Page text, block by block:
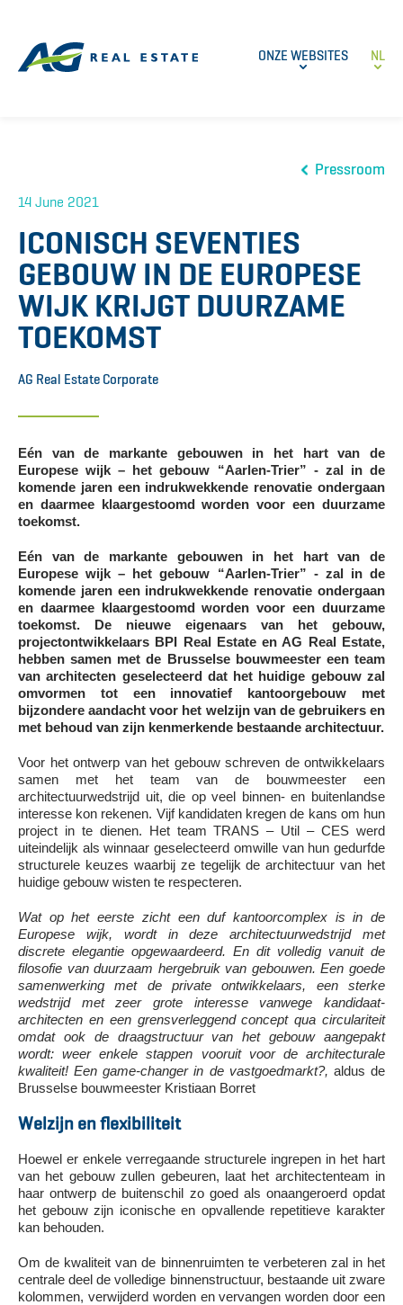
ONZE WEBSITES NL
Pressroom
14 June 2021
ICONISCH SEVENTIES
GEBOUW IN DE EUROPESE
WIJK KRIJGT DUURZAME
TOEKOMST
AG Real Estate Corporate
Eén van de markante gebouwen in het hart van de
Europese wijk – het gebouw “Aarlen-Trier” - zal in de
komende jaren een indrukwekkende renovatie ondergaan
en daarmee klaargestoomd worden voor een duurzame
toekomst.
Eén van de markante gebouwen in het hart van de
Europese wijk – het gebouw “Aarlen-Trier” - zal in de
komende jaren een indrukwekkende renovatie ondergaan
en daarmee klaargestoomd worden voor een duurzame
toekomst. De nieuwe eigenaars van het gebouw,
projectontwikkelaars BPI Real Estate en AG Real Estate,
hebben samen met de Brusselse bouwmeester een team
van architecten geselecteerd dat het huidige gebouw zal
omvormen tot een innovatief kantoorgebouw met
bijzondere aandacht voor het welzijn van de gebruikers en
met behoud van zijn kenmerkende bestaande architectuur.
Voor het ontwerp van het gebouw schreven de ontwikkelaars
samen met het team van de bouwmeester een
architectuurwedstrijd uit, die op veel binnen- en buitenlandse
interesse kon rekenen. Vijf kandidaten kregen de kans om hun
project in te dienen. Het team TRANS – Util – CES werd
uiteindelijk als winnaar geselecteerd omwille van hun gedurfde
structurele keuzes waarbij ze tegelijk de architectuur van het
huidige gebouw wisten te respecteren.
Wat op het eerste zicht een duf kantoorcomplex is in de
Europese wijk, wordt in deze architectuurwedstrijd met
discrete elegantie opgewaardeerd. En dit volledig vanuit de
filosofie van duurzaam hergebruik van gebouwen. Een goede
samenwerking met de private ontwikkelaars, een sterke
wedstrijd met zeer grote interesse vanwege kandidaat-
architecten en een grensverleggend concept qua circulariteit
omdat ook de draagstructuur van het gebouw aangepakt
wordt: weer enkele stappen vooruit voor de architecturale
kwaliteit! Een game-changer in de vastgoedmarkt?, aldus de
Brusselse bouwmeester Kristiaan Borret
Welzijn en flexibiliteit
Hoewel er enkele verregaande structurele ingrepen in het hart
van het gebouw zullen gebeuren, laat het architectenteam in
haar ontwerp de buitenschil zo goed als onaangeroerd opdat
het gebouw zijn iconische en opvallende repetitieve karakter
kan behouden.
Om de kwaliteit van de binnenruimten te verbeteren zal in het
centrale deel de volledige binnenstructuur, bestaande uit zware
kolommen, verwijderd worden en vervangen worden door een